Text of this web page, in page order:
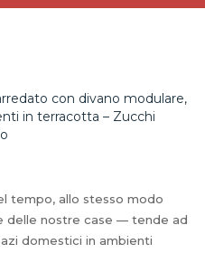
tempo, allo stesso modo
delle nostre case — tende ad
domestici in ambienti